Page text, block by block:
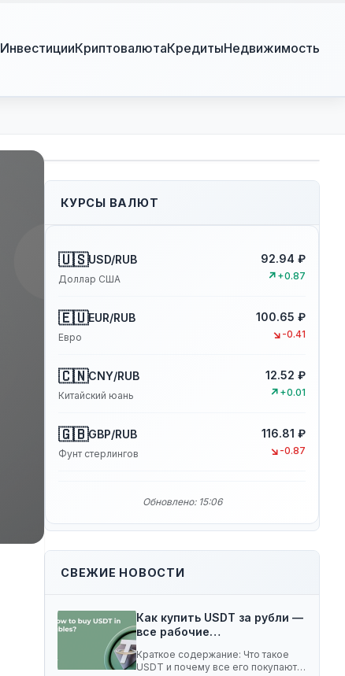
ИнвестицииКриптовалютаКредитыНедвижимость
КУРСЫ ВАЛЮТ
🇺🇸USD/RUB
Доллар США
92.94 ₽
↗ +0.87
🇪🇺EUR/RUB
Евро
100.65 ₽
↘ -0.41
🇨🇳CNY/RUB
Китайский юань
12.52 ₽
↗ +0.01
🇬🇧GBP/RUB
Фунт стерлингов
116.81 ₽
↘ -0.87
Обновлено: 15:06
СВЕЖИЕ НОВОСТИ
Как купить USDT за рубли —
все рабочие…
Краткое содержание: Что такое
USDT и почему все его покупают 5